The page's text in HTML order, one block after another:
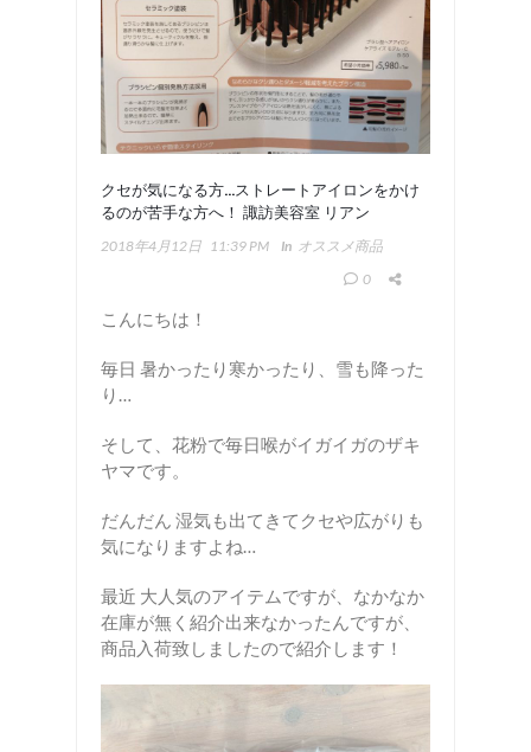
クセが気になる方…ストレートアイロンをかけ
るのが苦手な方へ！ 諏訪美容室 リアン
2018年4月12日 11:39 PM In オススメ商品
0
こんにちは！
毎日 暑かったり寒かったり、雪も降った
り…
そして、花粉で毎日喉がイガイガのザキ
ヤマです。
だんだん 湿気も出てきてクセや広がりも
気になりますよね…
最近 大人気のアイテムですが、なかなか
在庫が無く紹介出来なかったんですが、
商品入荷致しましたので紹介します！